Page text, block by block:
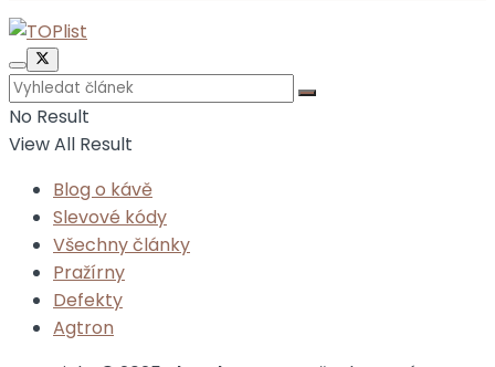
No Result
View All Result
Blog o kávě
Slevové kódy
Všechny články
Pražírny
Defekty
Agtron